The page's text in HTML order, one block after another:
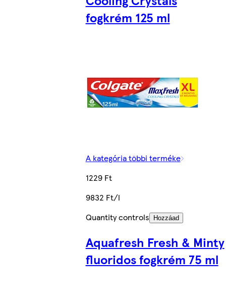
fogkrém 125 ml
A kategória többi terméke
1229 Ft
9832 Ft/l
Quantity controls
Hozzáad
Aquafresh Fresh & Minty
fluoridos fogkrém 75 ml